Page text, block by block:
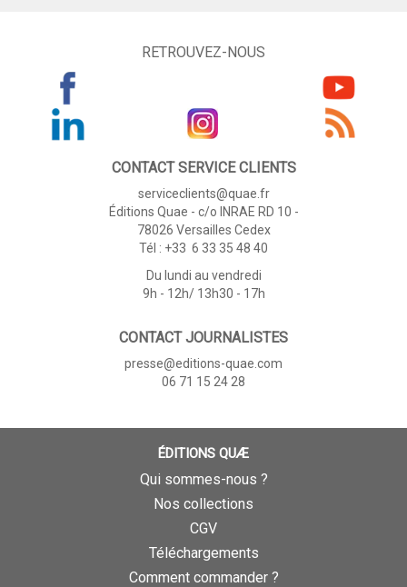
RETROUVEZ-NOUS
CONTACT SERVICE CLIENTS
serviceclients@quae.fr
Éditions Quae - c/o INRAE RD 10 -
78026 Versailles Cedex
Tél : +33 6 33 35 48 40
Du lundi au vendredi
9h - 12h/ 13h30 - 17h
CONTACT JOURNALISTES
presse@editions-quae.com
06 71 15 24 28
ÉDITIONS QUÆ
Qui sommes-nous ?
Nos collections
CGV
Téléchargements
Comment commander ?